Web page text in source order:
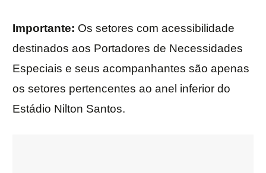
Importante: Os setores com acessibilidade
destinados aos Portadores de Necessidades
Especiais e seus acompanhantes são apenas
os setores pertencentes ao anel inferior do
Estádio Nilton Santos.